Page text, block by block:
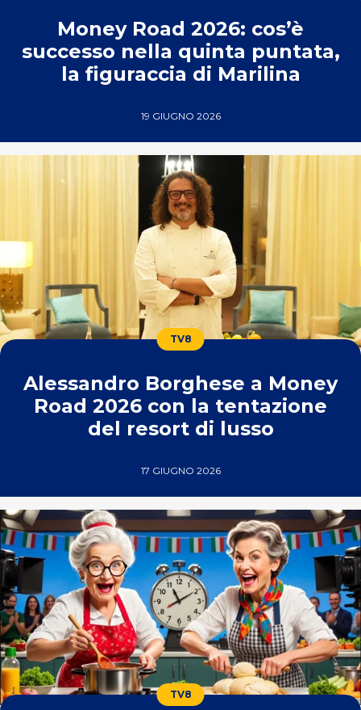
Money Road 2026: cos’è
successo nella quinta puntata,
la figuraccia di Marilina
19 GIUGNO 2026
TV8
Alessandro Borghese a Money
Road 2026 con la tentazione
del resort di lusso
17 GIUGNO 2026
TV8